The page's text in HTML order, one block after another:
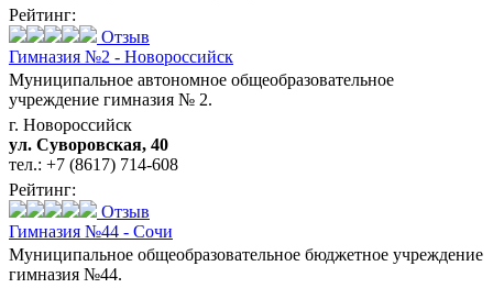
Рейтинг:
Отзыв
Гимназия №2 - Новороссийск
Муниципальное автономное общеобразовательное
учреждение гимназия № 2.
г. Новороссийск
ул. Суворовская, 40
тел.: +7 (8617) 714-608
Рейтинг:
Отзыв
Гимназия №44 - Сочи
Муниципальное общеобразовательное бюджетное учреждение
гимназия №44.